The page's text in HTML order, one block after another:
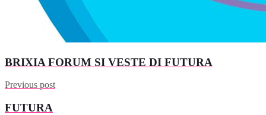
BRIXIA FORUM SI VESTE DI FUTURA
Previous post
FUTURA